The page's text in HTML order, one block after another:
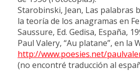
Starobinski, Jean, Las palabras
la teoría de los anagramas en
Saussure, Ed. Gedisa, España,
Paul Valery, “Au platane”, en la
http://www.poesies.net/
(no encontré traducción al